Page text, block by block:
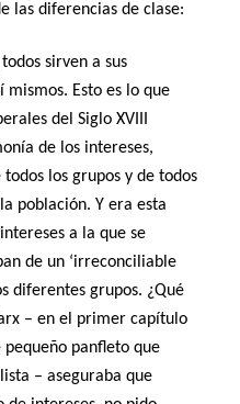
las diferencias de clase:
sirven a sus
mismos. Esto es lo que
del Siglo XVIII
de los intereses,
los grupos y de todos
población. Y era esta
a la que se
de un ‘irreconciliable
diferentes grupos. ¿Qué
– en el primer capítulo
panfleto que
– aseguraba que